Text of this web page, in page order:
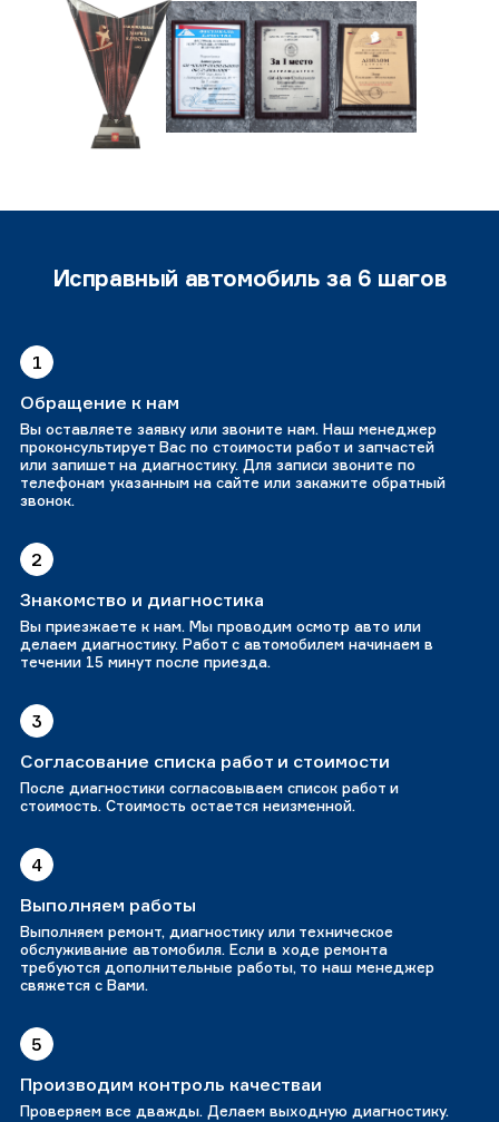
Исправный автомобиль за 6 шагов
1
Обращение к нам
Вы оставляете заявку или звоните нам. Наш менеджер
проконсультирует Вас по стоимости работ и запчастей
или запишет на диагностику. Для записи звоните по
телефонам указанным на сайте или закажите обратный
звонок.
2
Знакомство и диагностика
Вы приезжаете к нам. Мы проводим осмотр авто или
делаем диагностику. Работ с автомобилем начинаем в
течении 15 минут после приезда.
3
Согласование списка работ и стоимости
После диагностики согласовываем список работ и
стоимость. Стоимость остается неизменной.
4
Выполняем работы
Выполняем ремонт, диагностику или техническое
обслуживание автомобиля. Если в ходе ремонта
требуются дополнительные работы, то наш менеджер
свяжется с Вами.
5
Производим контроль качестваи
Проверяем все дважды. Делаем выходную диагностику.